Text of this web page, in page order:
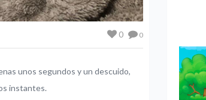
0
0
unos segundos y un descuido,
instantes.